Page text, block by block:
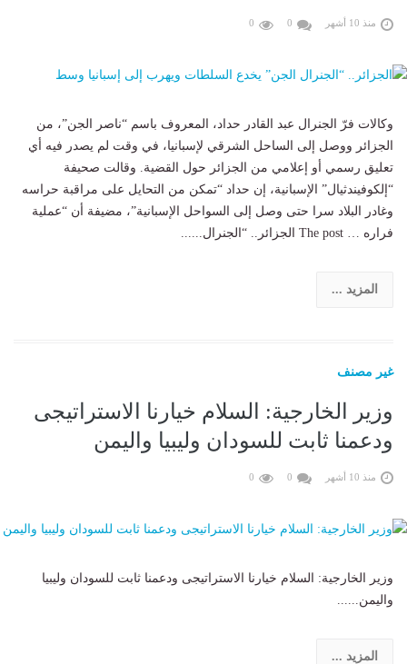
منذ 10 أشهر 0
0
وكالات فرّ الجنرال عبد القادر حداد، المعروف باسم “ناصر الجن”، من
الجزائر ووصل إلى الساحل الشرقي لإسبانيا، في وقت لم يصدر فيه أي
تعليق رسمي أو إعلامي من الجزائر حول القضية. وقالت صحيفة
“إلكوفيندثيال” الإسبانية، إن حداد “تمكن من التحايل على مراقبة حراسه
وغادر البلاد سرا حتى وصل إلى السواحل الإسبانية”، مضيفة أن “عملية
فراره … The post الجزائر.. “الجنرال......
المزيد ...
غير مصنف
وزير الخارجية: السلام خيارنا الاستراتيجى
ودعمنا ثابت للسودان وليبيا واليمن
منذ 10 أشهر 0
0
وزير الخارجية: السلام خيارنا الاستراتيجى ودعمنا ثابت للسودان وليبيا
واليمن......
المزيد ...